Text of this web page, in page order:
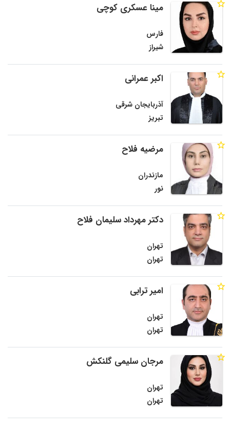
مینا عسکری کوچی
فارس
شیراز
اکبر عمرانی
آذربایجان شرقی
تبریز
مرضیه فلاح
مازندران
نور
دکتر مهرداد سلیمان فلاح
تهران
تهران
امیر ترابی
تهران
تهران
مرجان سلیمی گلنکش
تهران
تهران